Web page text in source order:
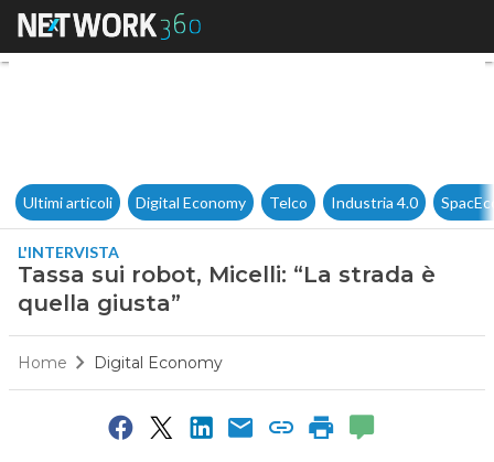
Tassa sui robot, Micelli: “La
Ultimi articoli Digital Economy Telco Industria 4.0
L'INTERVISTA
Tassa sui robot, Micelli: “La strada è
quella giusta”
Home Digital Economy